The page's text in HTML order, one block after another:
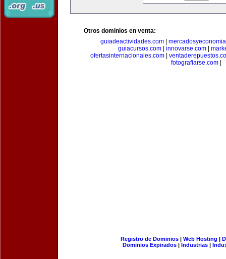
Otros dominios en venta:
guiadeactividades.com|
guiacursos.com| innovarse.com|
ofertasinternacionales.com|
fotografiarse.com
Registro de Dominios| Web Hosting |
Dominios Expirados | Industrias |